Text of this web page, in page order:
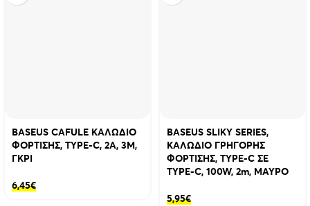
BASEUS CAFULE ΚΑΛΩΔΙΟ
ΦΟΡΤΙΣΗΣ, TYPE-C, 2A, 3M,
ΓΚΡΙ
6,45€
BASEUS SLIKY SERIES,
ΚΑΛΩΔΙΟ ΓΡΗΓΟΡΗΣ
ΦΟΡΤΙΣΗΣ, TYPE-C ΣΕ
TYPE-C, 100W, 2m, ΜΑΥΡΟ
5,95€